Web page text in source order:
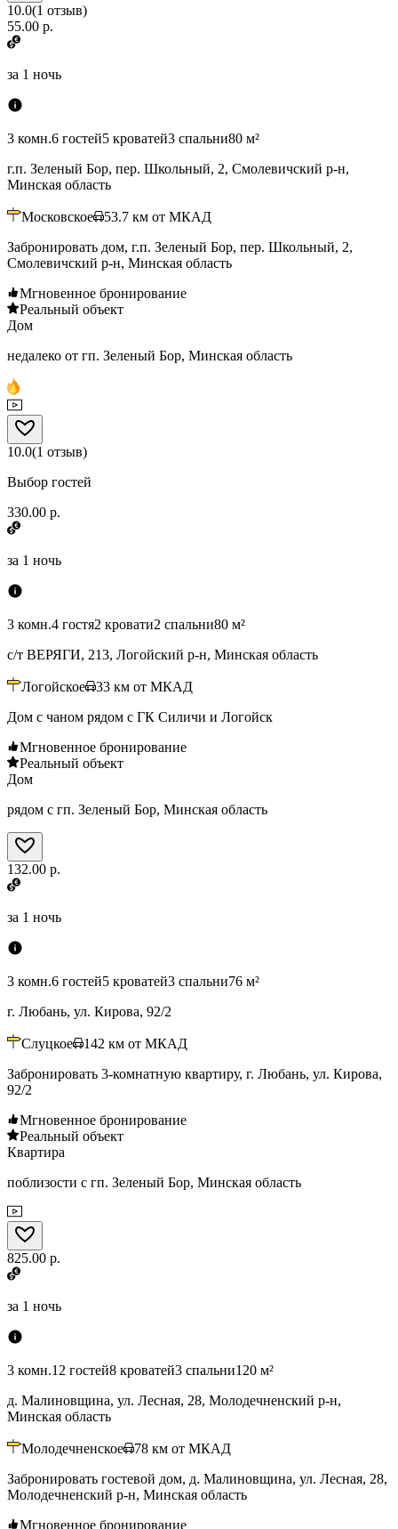
10.0(1 отзыв)
55.00 р.
за 1 ночь
3 комн.6 гостей5 кроватей3 спальни80 м²
г.п. Зеленый Бор, пер. Школьный, 2, Смолевичский р-н,
Минская область
Московское 53.7 км от МКАД
Забронировать дом, г.п. Зеленый Бор, пер. Школьный, 2,
Смолевичский р-н, Минская область
Мгновенное бронирование
Реальный объект
Дом
недалеко от гп. Зеленый Бор, Минская область
10.0(1 отзыв)
Выбор гостей
330.00 р.
за 1 ночь
3 комн.4 гостя2 кровати2 спальни80 м²
с/т ВЕРЯГИ, 213, Логойский р-н, Минская область
Логойское 33 км от МКАД
Дом с чаном рядом с ГК Силичи и Логойск
Мгновенное бронирование
Реальный объект
Дом
рядом с гп. Зеленый Бор, Минская область
132.00 р.
за 1 ночь
3 комн.6 гостей5 кроватей3 спальни76 м²
г. Любань, ул. Кирова, 92/2
Слуцкое 142 км от МКАД
Забронировать 3-комнатную квартиру, г. Любань, ул. Кирова,
92/2
Мгновенное бронирование
Реальный объект
Квартира
поблизости с гп. Зеленый Бор, Минская область
825.00 р.
за 1 ночь
3 комн.12 гостей8 кроватей3 спальни120 м²
д. Малиновщина, ул. Лесная, 28, Молодечненский р-н,
Минская область
Молодечненское 78 км от МКАД
Забронировать гостевой дом, д. Малиновщина, ул. Лесная, 28,
Молодечненский р-н, Минская область
Мгновенное бронирование